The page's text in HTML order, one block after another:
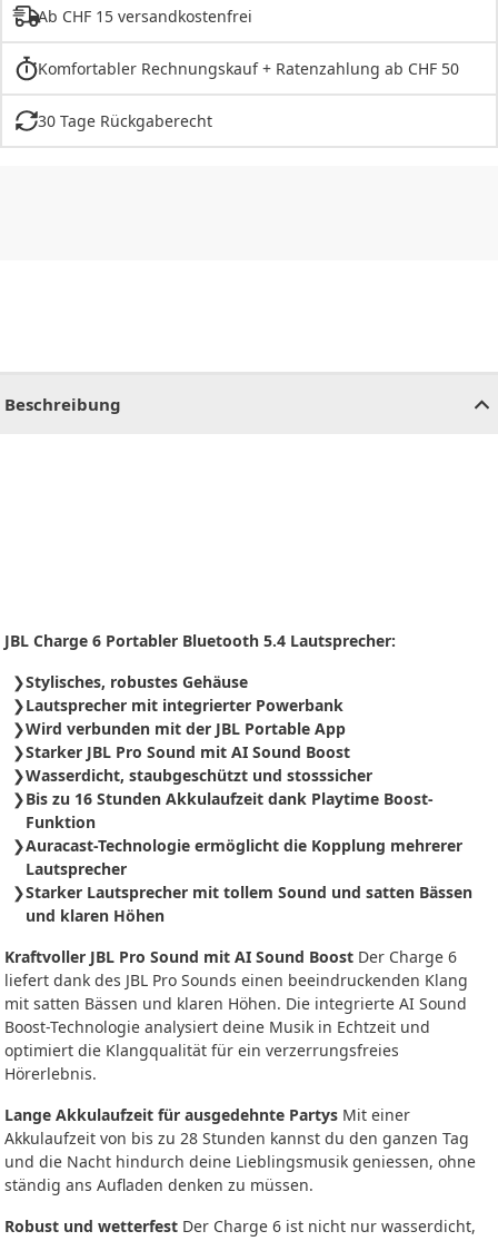
Ab CHF 15 versandkostenfrei
Komfortabler Rechnungskauf + Ratenzahlung ab CHF 50
30 Tage Rückgaberecht
Beschreibung
JBL Charge 6 Portabler Bluetooth 5.4 Lautsprecher:
Stylisches, robustes Gehäuse
Lautsprecher mit integrierter Powerbank
Wird verbunden mit der JBL Portable App
Starker JBL Pro Sound mit AI Sound Boost
Wasserdicht, staubgeschützt und stosssicher
Bis zu 16 Stunden Akkulaufzeit dank Playtime Boost-
Funktion
Auracast-Technologie ermöglicht die Kopplung mehrerer
Lautsprecher
Starker Lautsprecher mit tollem Sound und satten Bässen
und klaren Höhen
Kraftvoller JBL Pro Sound mit AI Sound Boost Der Charge 6
liefert dank des JBL Pro Sounds einen beeindruckenden Klang
mit satten Bässen und klaren Höhen. Die integrierte AI Sound
Boost-Technologie analysiert deine Musik in Echtzeit und
optimiert die Klangqualität für ein verzerrungsfreies
Hörerlebnis.
Lange Akkulaufzeit für ausgedehnte Partys Mit einer
Akkulaufzeit von bis zu 28 Stunden kannst du den ganzen Tag
und die Nacht hindurch deine Lieblingsmusik geniessen, ohne
ständig ans Aufladen denken zu müssen.
Robust und wetterfest Der Charge 6 ist nicht nur wasserdicht,